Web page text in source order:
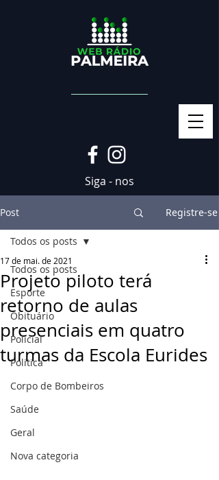
Siga - nos
Post Registre-se
Todos os posts
Esporte
Obituário
Policial
Politica
Corpo de Bombeiros
Saúde
Geral
Nova categoria
Todos os posts
Projeto piloto terá
retorno de aulas
presenciais em quatro
turmas da Escola Eurides
17 de mai. de 2021